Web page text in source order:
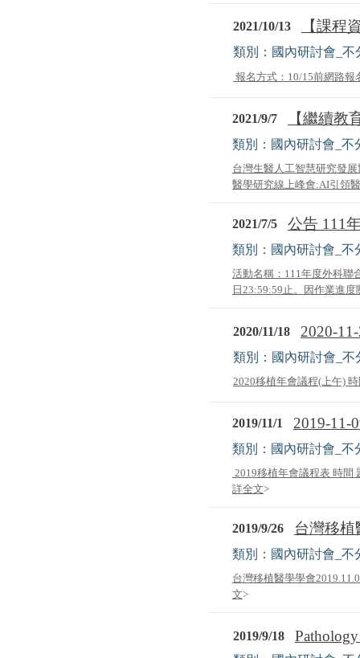
2021/10/13 【課程
類別：國內研討會_不
報名方式：10/15前網路報
2021/9/7 【繼續教
類別：國內研討會_不
台灣生醫人工智慧研究發
醫學研究線上峰會:AI引領
2021/7/5 公告 111
類別：國內研討會_不
活動名稱：111年度外科聯
日23:59:59止。因作業進
2020/11/18 2020-
類別：國內研討會_不
2020移植年會議程(上午)
2019/11/1 2019-11-
類別：國內研討會_不
2019移植年會議程表 時間
詳全文>
2019/9/26 台灣移植
類別：國內研討會_不
台灣移植醫學學會
文>
2019/9/18